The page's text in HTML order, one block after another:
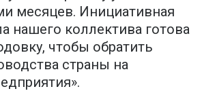
месяцев. Инициативная
нашего коллектива готова
чтобы обратить
страны на